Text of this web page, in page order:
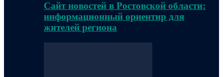
Сайт новостей в Ростовской области:
информационный ориентир для
жителей региона